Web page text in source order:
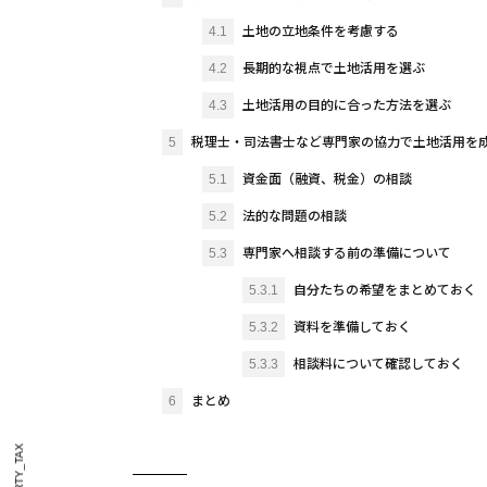
4.1 土地の立地条件を考慮する
4.2 長期的な視点で土地活用を選ぶ
4.3 土地活用の目的に合った方法を選ぶ
5 税理士・司法書士など専門家の協力で土地活用を
5.1 資金面（融資、税金）の相談
5.2 法的な問題の相談
5.3 専門家へ相談する前の準備について
5.3.1 自分たちの希望をまとめておく
5.3.2 資料を準備しておく
5.3.3 相談料について確認しておく
6 まとめ